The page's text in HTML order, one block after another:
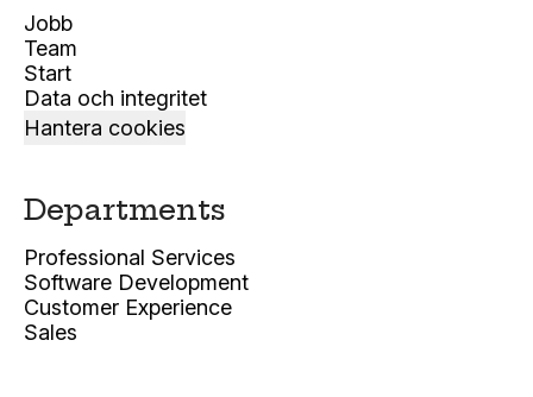
Jobb
Team
Start
Data och integritet
Hantera cookies
Departments
Professional Services
Software Development
Customer Experience
Sales